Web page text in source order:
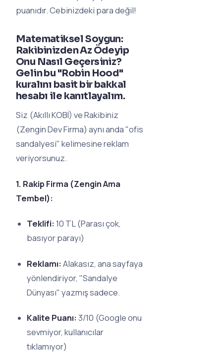
puanıdır. Cebinizdeki para değil!
Matematiksel Soygun:
Rakibinizden Az Ödeyip
Onu Nasıl Geçersiniz?
Gelin bu "Robin Hood"
kuralını basit bir bakkal
hesabı ile kanıtlayalım.
Siz (Akıllı KOBİ) ve Rakibiniz
(Zengin Dev Firma) aynı anda "ofis
sandalyesi" kelimesine reklam
veriyorsunuz.
1. Rakip Firma (Zengin Ama
Tembel):
Teklifi:10 TL (Parası çok,
basıyor parayı)
Reklamı:Alakasız, ana sayfaya
yönlendiriyor, "Sandalye
Dünyası" yazmış sadece.
Kalite Puanı:3/10 (Google onu
sevmiyor, kullanıcılar
tıklamıyor)